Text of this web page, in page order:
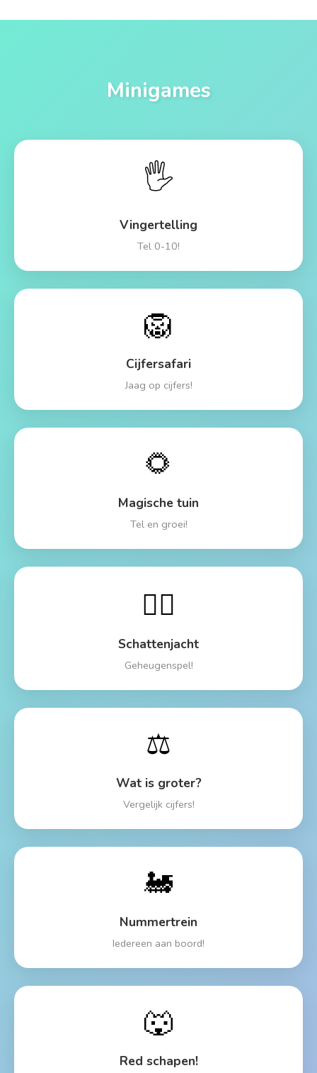
Minigames
🖐️
Vingertelling
Tel 0-10!
🦁
Cijfersafari
Jaag op cijfers!
🌻
Magische tuin
Tel en groei!
🏴‍☠️
Schattenjacht
Geheugenspel!
⚖️
Wat is groter?
Vergelijk cijfers!
🚂
Nummertrein
Iedereen aan boord!
🐺
Red schapen!